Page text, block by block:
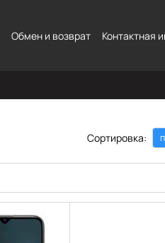
Обмен и возврат Контактная
Сортировка: